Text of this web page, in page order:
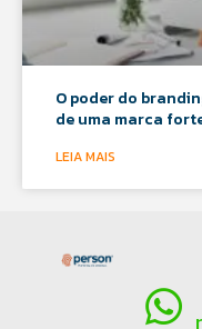
O poder do
de uma marca
LEIA MAIS